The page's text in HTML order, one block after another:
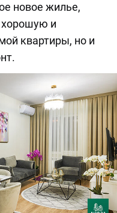
новое жилье,
хорошую и
квартиры, но и